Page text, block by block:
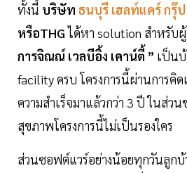
ทั้งนี้ บริษัท ธนบุรี เฮลท์แคร์ กรุ๊ป
หรือTHGได้หา solution สำหรับ
การจิณณ์ เวลบีอิ้ง เคาน์ตี้ ” เป็น
facility ครบ โครงการนี้ผ่านการคิ
ความสำเร็จมาแล้วกว่า 3 ปี ในส่ว
สุขภาพโครงการนี้ไม่เป็นรองใคร
ส่วนซอฟต์แวร์อย่างน้อยทุกวันลูกบ้